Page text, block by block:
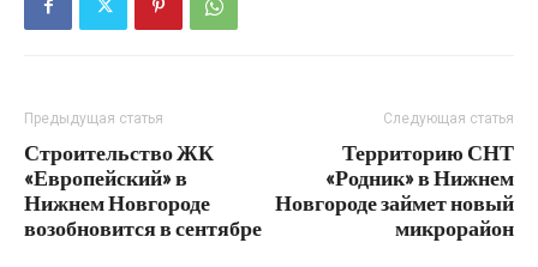
Предыдущая статья
Строительство ЖК
«Европейский» в
Нижнем Новгороде
возобновится в сентябре
Следующая статья
Территорию СНТ
«Родник» в Нижнем
Новгороде займет новый
микрорайон